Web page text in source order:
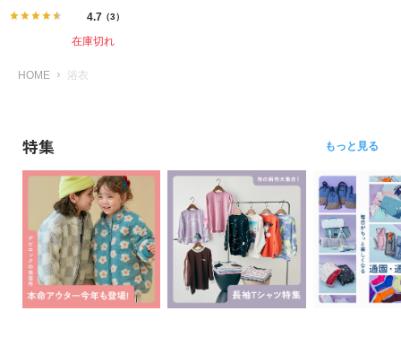
4.7（3）
在庫切れ
HOME 浴衣
特集 もっと見る